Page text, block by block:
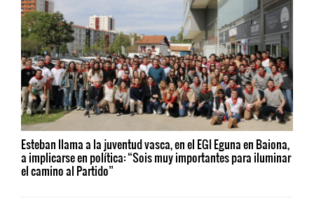
Esteban llama a la juventud vasca, en el EGI Eguna en Baiona,
a implicarse en política: “Sois muy importantes para iluminar
el camino al Partido”